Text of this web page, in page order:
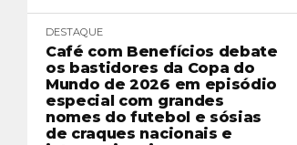
DESTAQUE
Café com Benefícios debate
os bastidores da Copa do
Mundo de 2026 em episódio
especial com grandes
nomes do futebol e sósias
de craques nacionais e